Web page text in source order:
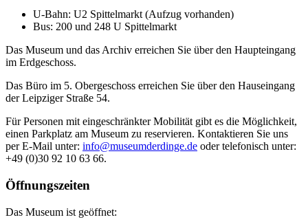
U-Bahn: U2 Spittelmarkt (Aufzug vorhanden)
Bus: 200 und 248 U Spittelmarkt
Das Museum und das Archiv erreichen Sie über den Haupteingang
im Erdgeschoss.
Das Büro im 5. Obergeschoss erreichen Sie über den Hauseingang
der Leipziger Straße 54.
Für Personen mit eingeschränkter Mobilität gibt es die Möglichkeit,
einen Parkplatz am Museum zu reservieren. Kontaktieren Sie uns
per E-Mail unter: info@museumderdinge.de oder telefonisch unter:
+49 (0)30 92 10 63 66.
Öffnungszeiten
Das Museum ist geöffnet: